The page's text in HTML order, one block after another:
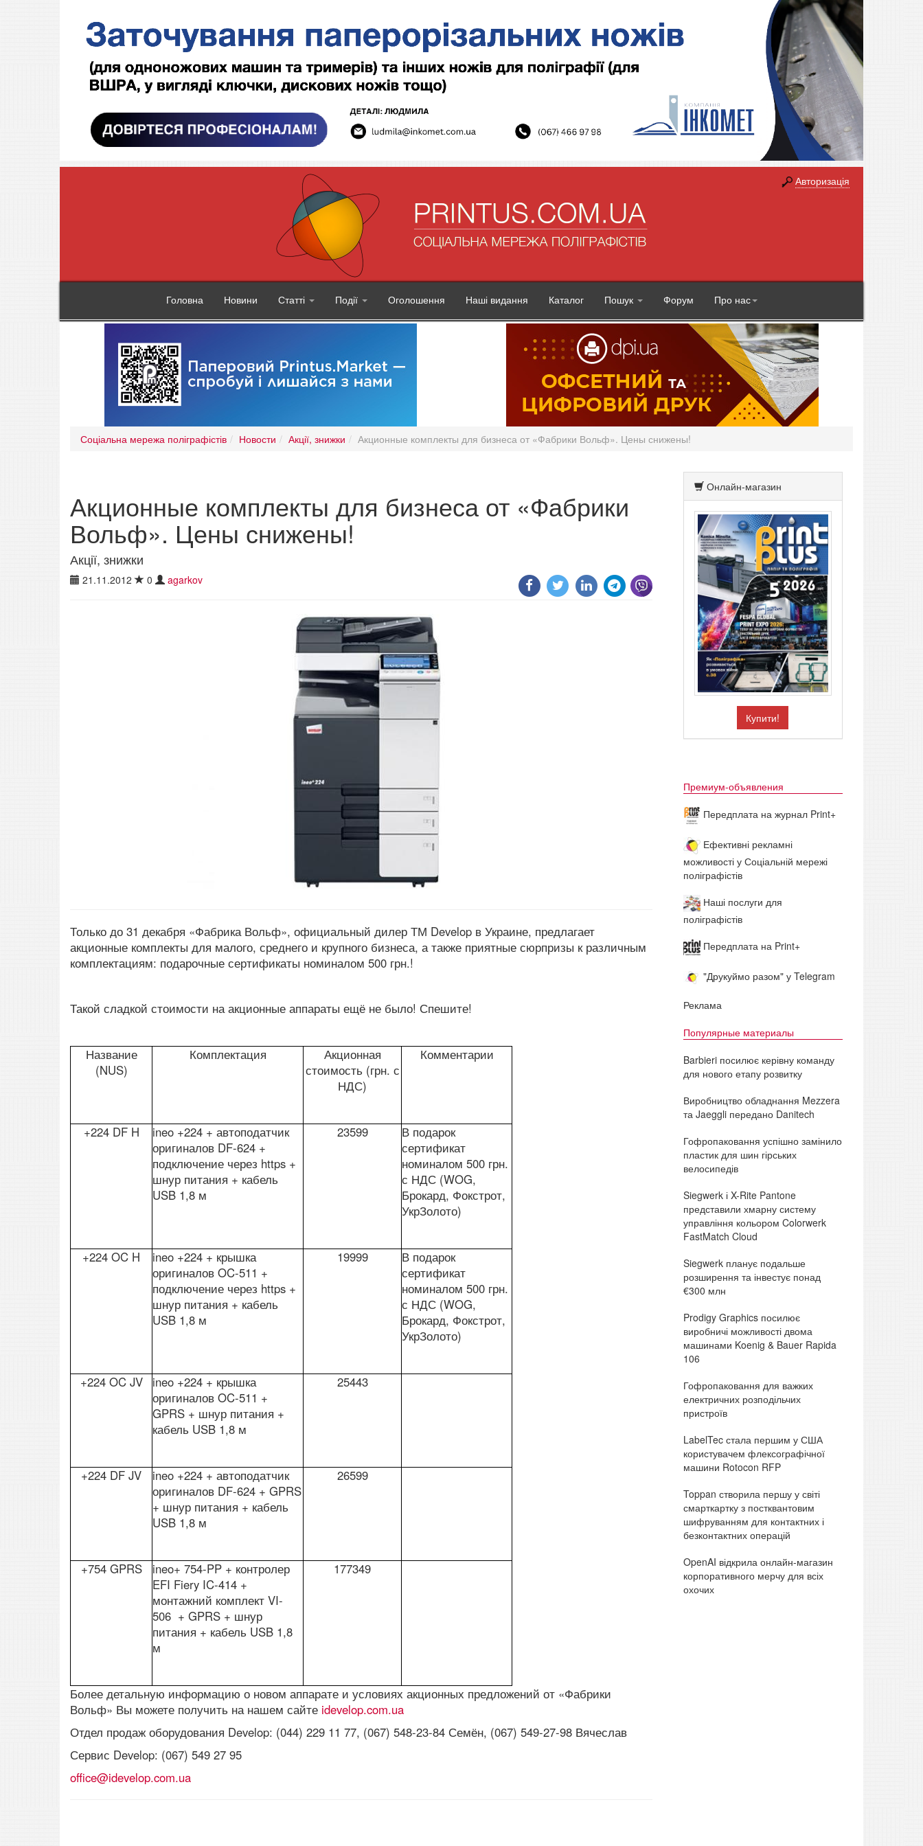
Авторизація
Головна Новини Статті Події Оголошення Наші видання Каталог Пошук Форум Про нас
Соціальна мережа поліграфістів Новости Акції, знижки Акционные комплекты для бизнеса от «Фабрики Вольф». Цены снижены!
Акционные комплекты для бизнеса от «Фабрики
Вольф». Цены снижены!
Акції, знижки
21.11.2012 0 agarkov
Только до 31 декабря «Фабрика Вольф», официальный дилер ТМ Develop в Украине, предлагает
акционные комплекты для малого, среднего и крупного бизнеса, а также приятные сюрпризы к различным
комплектациям: подарочные сертификаты номиналом 500 грн.!
Такой сладкой стоимости на акционные аппараты ещё не было! Спешите!
Название
(NUS)
Комплектация
Акционная
стоимость (грн. с
НДС)
Комментарии
+224 DF H
ineo +224 + автоподатчик
оригиналов DF-624 +
подключение через https +
шнур питания + кабель
USB 1,8 м
23599
В подарок
сертификат
номиналом 500 грн.
с НДС (WOG,
Брокард, Фокстрот,
УкрЗолото)
+224 OC H
ineo +224 + крышка
оригиналов OC-511 +
подключение через https +
шнур питания + кабель
USB 1,8 м
19999
В подарок
сертификат
номиналом 500 грн.
с НДС (WOG,
Брокард, Фокстрот,
УкрЗолото)
+224 OC JV
ineo +224 + крышка
оригиналов OC-511 +
GPRS + шнур питания +
кабель USB 1,8 м
25443
+224 DF JV
ineo +224 + автоподатчик
оригиналов DF-624 + GPRS
+ шнур питания + кабель
USB 1,8 м
26599
+754 GPRS
ineo+ 754-PP + контролер
EFI Fiery IC-414 +
монтажний комплект VI-
506 + GPRS + шнур
питания + кабель USB 1,8
м
177349
Более детальную информацию о новом аппарате и условиях акционных предложений от «Фабрики
Вольф» Вы можете получить на нашем сайте idevelop.com.ua
Отдел продаж оборудования Develop: (044) 229 11 77, (067) 548-23-84 Семён, (067) 549-27-98 Вячеслав
Сервис Develop: (067) 549 27 95
office@idevelop.com.ua
Онлайн-магазин
Купити!
Премиум-объявления
Передплата на журнал Print+
Ефективні рекламні
можливості у Соціальній мережі
поліграфістів
Наші послуги для
поліграфістів
Передплата на Print+
"Друкуймо разом" у Telegram
Реклама
Популярные материалы
Barbieri посилює керівну команду
для нового етапу розвитку
Виробництво обладнання Mezzera
та Jaeggli передано Danitech
Гофропаковання успішно замінило
пластик для шин гірських
велосипедів
Siegwerk і X-Rite Pantone
представили хмарну систему
управління кольором Colorwerk
FastMatch Cloud
Siegwerk планує подальше
розширення та інвестує понад
€300 млн
Prodigy Graphics посилює
виробничі можливості двома
машинами Koenig & Bauer Rapida
106
Гофропаковання для важких
електричних розподільчих
пристроїв
LabelTec стала першим у США
користувачем флексографічної
машини Rotocon RFP
Toppan створила першу у світі
смарткартку з постквантовим
шифруванням для контактних і
безконтактних операцій
OpenAI відкрила онлайн-магазин
корпоративного мерчу для всіх
охочих